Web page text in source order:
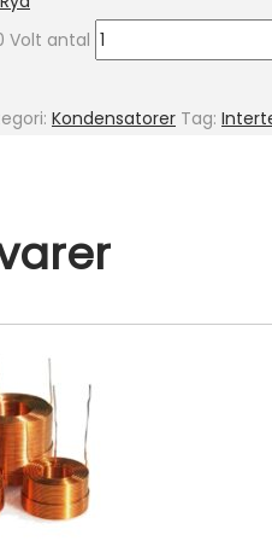
Volt antal
Kondensatorer Tag: